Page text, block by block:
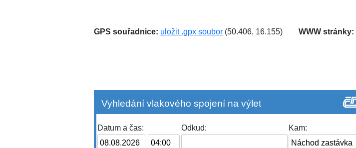
GPS souřadnice: uložit .gpx soubor (50.406, 16.155) WWW stránky:
Vyhledání vlakového spojení na výlet
Datum a čas: Odkud: Kam: